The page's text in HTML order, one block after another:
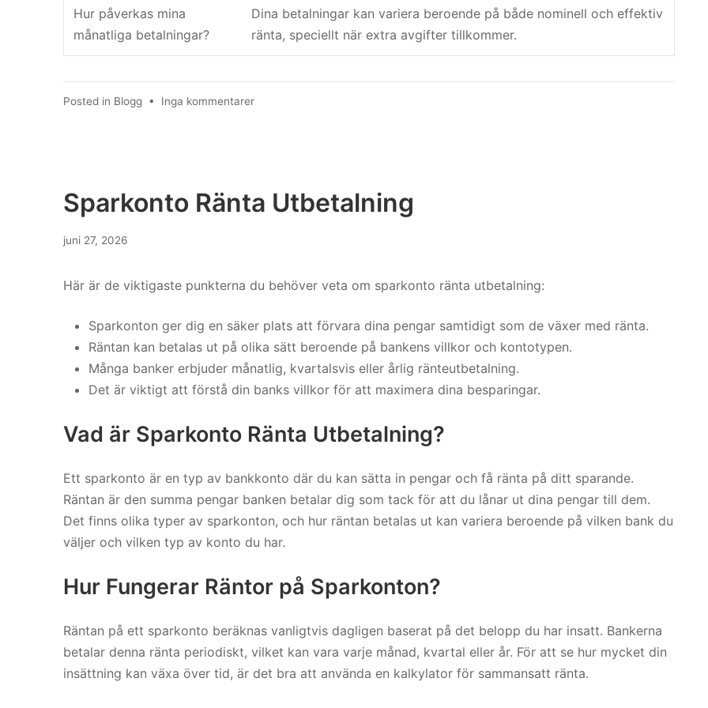
Hur påverkas mina
månatliga betalningar?
Dina betalningar kan variera beroende på både nominell och effektiv
ränta, speciellt när extra avgifter tillkommer.
Posted in Blogg • Inga kommentarertill
Ränta
Sparkonto Ränta Utbetalning
juni 27, 2026
Här är de viktigaste punkterna du behöver veta om sparkonto ränta utbetalning:
Sparkonton ger dig en säker plats att förvara dina pengar samtidigt som de växer med ränta.
Räntan kan betalas ut på olika sätt beroende på bankens villkor och kontotypen.
Många banker erbjuder månatlig, kvartalsvis eller årlig ränteutbetalning.
Det är viktigt att förstå din banks villkor för att maximera dina besparingar.
Vad är Sparkonto Ränta Utbetalning?
Ett sparkonto är en typ av bankkonto där du kan sätta in pengar och få ränta på ditt sparande.
Räntan är den summa pengar banken betalar dig som tack för att du lånar ut dina pengar till dem.
Det finns olika typer av sparkonton, och hur räntan betalas ut kan variera beroende på vilken bank du
väljer och vilken typ av konto du har.
Hur Fungerar Räntor på Sparkonton?
Räntan på ett sparkonto beräknas vanligtvis dagligen baserat på det belopp du har insatt. Bankerna
betalar denna ränta periodiskt, vilket kan vara varje månad, kvartal eller år. För att se hur mycket din
insättning kan växa över tid, är det bra att använda en kalkylator för sammansatt ränta.